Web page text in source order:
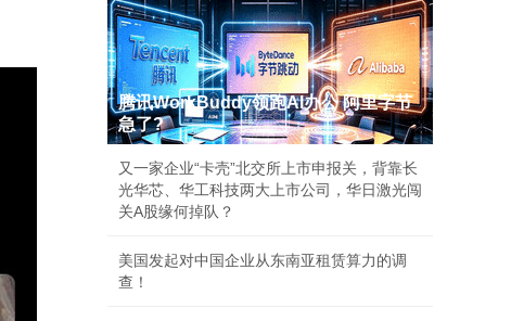
腾讯WorkBuddy领跑AI办公 阿里字节
急了?
又一家企业“卡壳”北交所上市申报关，背靠长
光华芯、华工科技两大上市公司，华日激光闯
关A股缘何掉队？
美国发起对中国企业从东南亚租赁算力的调
查！